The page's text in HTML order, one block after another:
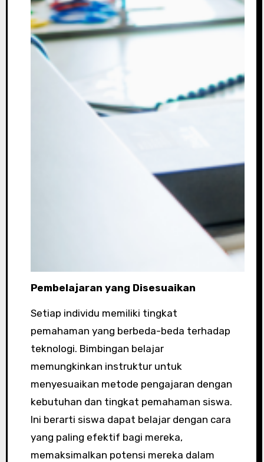
Pembelajaran yang Disesuaikan
Setiap individu memiliki tingkat
pemahaman yang berbeda-beda terhadap
teknologi. Bimbingan belajar
memungkinkan instruktur untuk
menyesuaikan metode pengajaran dengan
kebutuhan dan tingkat pemahaman siswa.
Ini berarti siswa dapat belajar dengan cara
yang paling efektif bagi mereka,
memaksimalkan potensi mereka dalam